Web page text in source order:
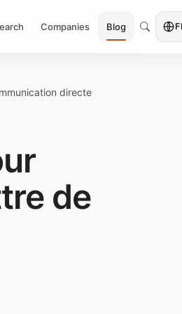
Companies Blog
directe
de